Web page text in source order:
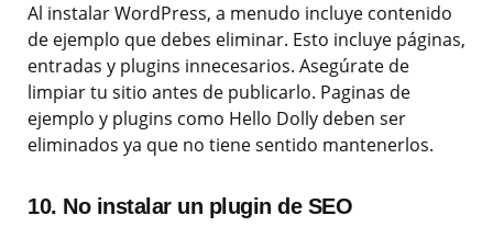
Al instalar WordPress, a menudo incluye contenido
de ejemplo que debes eliminar. Esto incluye páginas,
entradas y plugins innecesarios. Asegúrate de
limpiar tu sitio antes de publicarlo. Paginas de
ejemplo y plugins como Hello Dolly deben ser
eliminados ya que no tiene sentido mantenerlos.
10. No instalar un plugin de SEO